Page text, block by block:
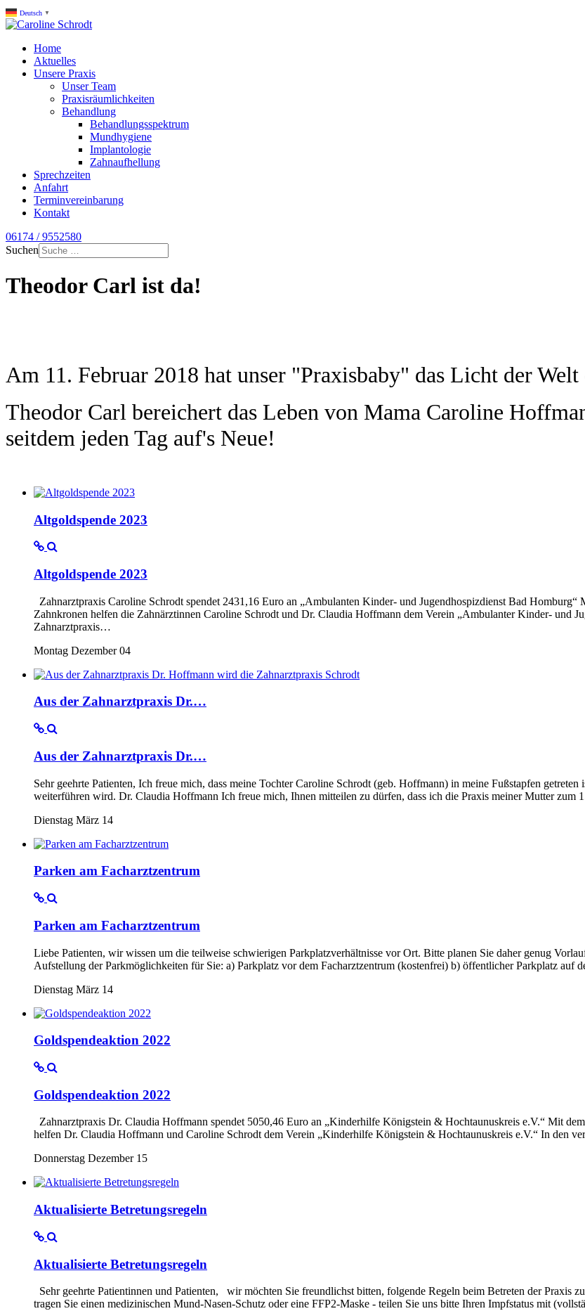
Deutsch ▼
Home
Aktuelles
Unsere Praxis
Unser Team
Praxisräumlichkeiten
Behandlung
Behandlungsspektrum
Mundhygiene
Implantologie
Zahnaufhellung
Sprechzeiten
Anfahrt
Terminvereinbarung
Kontakt
06174 / 9552580
Suchen
Theodor Carl ist da!
Am 11. Februar 2018 hat unser "Praxisbaby" das Licht der
Theodor Carl bereichert das Leben von Mama Caroline
seitdem jeden Tag auf's Neue!
Altgoldspende 2023
Altgoldspende 2023
Zahnarztpraxis Caroline Schrodt spendet 2431,16 Euro an „Ambulanten Kinder- und Jugendhospizdienst Bad
Zahnkronen helfen die Zahnärztinnen Caroline Schrodt und Dr. Claudia Hoffmann dem Verein „Ambulanter Kinder- und
Zahnarztpraxis…
Montag Dezember 04
Aus der Zahnarztpraxis Dr.…
Aus der Zahnarztpraxis Dr.…
Sehr geehrte Patienten, Ich freue mich, dass meine Tochter Caroline Schrodt (geb. Hoffmann) in meine Fußstapfen
weiterführen wird. Dr. Claudia Hoffmann Ich freue mich, Ihnen mitteilen zu dürfen, dass ich die Praxis meiner Mutter zum
Dienstag März 14
Parken am Facharztzentrum
Parken am Facharztzentrum
Liebe Patienten, wir wissen um die teilweise schwierigen Parkplatzverhältnisse vor Ort. Bitte planen Sie daher genug
Aufstellung der Parkmöglichkeiten für Sie: a) Parkplatz vor dem Facharztzentrum (kostenfrei) b) öffentlicher Parkplatz
Dienstag März 14
Goldspendeaktion 2022
Goldspendeaktion 2022
Zahnarztpraxis Dr. Claudia Hoffmann spendet 5050,46 Euro an „Kinderhilfe Königstein & Hochtaunuskreis e.V.“ Mit
helfen Dr. Claudia Hoffmann und Caroline Schrodt dem Verein „Kinderhilfe Königstein & Hochtaunuskreis e.V.“ In den
Donnerstag Dezember 15
Aktualisierte Betretungsregeln
Aktualisierte Betretungsregeln
Sehr geehrte Patientinnen und Patienten, wir möchten Sie freundlichst bitten, folgende Regeln beim Betreten der Praxis
tragen Sie einen medizinischen Mund-Nasen-Schutz oder eine FFP2-Maske - teilen Sie uns bitte Ihren Impfstatus mit